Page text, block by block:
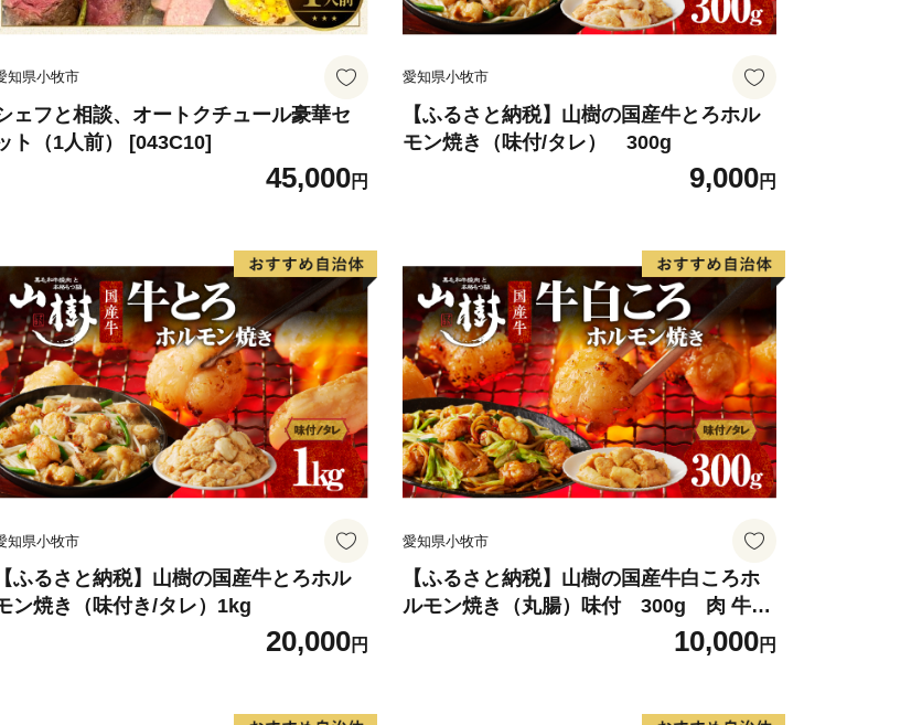
垣島トライアスロンや石垣島マラソンなどのスポーツイベントも盛
石垣市では、そんな石垣島の魅力を感じていただけるふるさと納税
のお礼の品を豊富にご用意しております。ふるさと納税を通じて、
石垣島を身近に感じていただくとともに、石垣島ファンになってい
知県小牧市
ェフと相談、オートクチュール豪華セ
ト（1人前） [043C10]
45,000円
愛知県小牧市
【ふるさと納税】山樹の国産牛とろホル
モン焼き（味付/タレ） 300g
9,000円
知県小牧市
【ふるさと納税】山樹の国産牛とろホル
ン焼き（味付き/タレ）1kg
20,000円
愛知県小牧市
【ふるさと納税】山樹の国産牛白ころホ
ルモン焼き（丸腸）味付 300g 肉 牛肉
山樹 国産牛 白ころホルモン焼き 300g 丸
腸 味付 プリプリ 小腸 味噌タレ にんにく
焼きうどん 下処理済み 愛知県 小牧市 送
10,000円